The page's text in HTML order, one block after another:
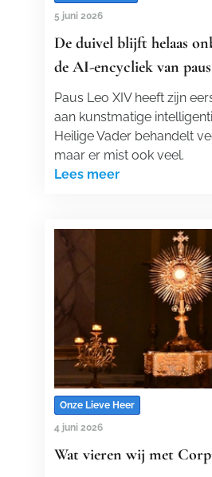
5 juni 2026
De duivel blijft helaas
de AI-encycliek van
Paus Leo XIV heeft zijn
aan kunstmatige
Heilige Vader behandelt
maar er mist ook veel.
Lees meer
Onze Lieve Heer
4 juni 2026
Wat vieren wij met